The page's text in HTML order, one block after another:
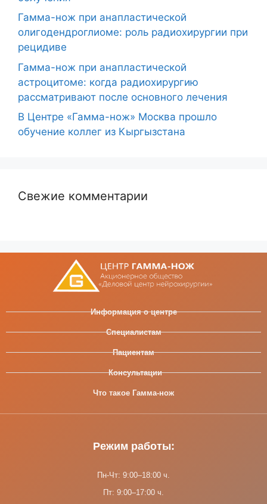
Гамма-нож при анапластической
олигодендроглиоме: роль радиохирургии при
рецидиве
Гамма-нож при анапластической
астроцитоме: когда радиохирургию
рассматривают после основного лечения
В Центре «Гамма-нож» Москва прошло
обучение коллег из Кыргызстана
Свежие комментарии
Информация о центре
Специалистам
Пациентам
Консультации
Что такое Гамма-нож
Режим работы:
Пн-Чт: 9:00–18:00 ч.
Пт: 9:00–17:00 ч.